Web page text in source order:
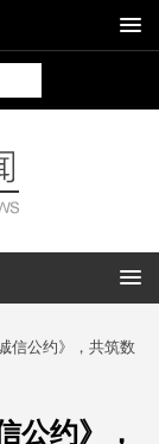
信公约》，共筑数
公约》，